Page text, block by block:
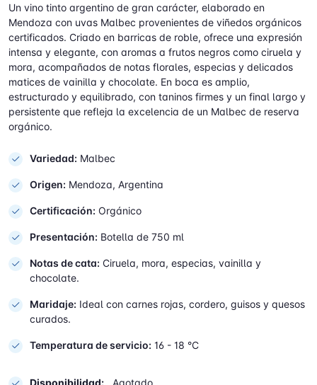
Un vino tinto argentino de gran carácter, elaborado en
Mendoza con uvas Malbec provenientes de viñedos orgánicos
certificados. Criado en barricas de roble, ofrece una expresión
intensa y elegante, con aromas a frutos negros como ciruela y
mora, acompañados de notas florales, especias y delicados
matices de vainilla y chocolate. En boca es amplio,
estructurado y equilibrado, con taninos firmes y un final largo y
persistente que refleja la excelencia de un Malbec de reserva
orgánico.
Variedad: Malbec
Origen: Mendoza, Argentina
Certificación: Orgánico
Presentación: Botella de 750 ml
Notas de cata: Ciruela, mora, especias, vainilla y
chocolate.
Maridaje: Ideal con carnes rojas, cordero, guisos y quesos
curados.
Temperatura de servicio: 16 - 18 °C
Disponibilidad: Agotado